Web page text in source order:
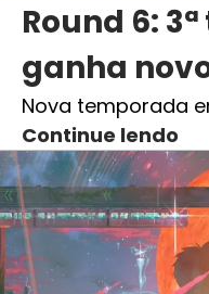
Round 6:
ganha
Nova temporada
Continue lendo